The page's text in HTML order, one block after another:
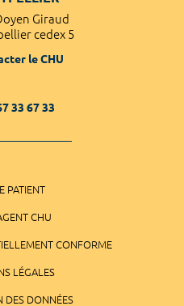
Giraud
cedex 5
le CHU
33 67 33
PATIENT
CHU
CONFORME
LÉGALES
DES DONNÉES